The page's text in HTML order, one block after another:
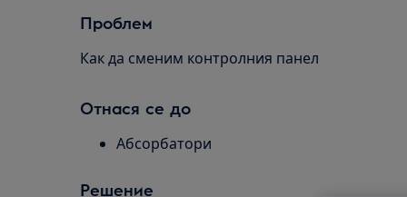
Проблем
Как да сменим контролния панел
Отнася се до
Абсорбатори
Решение